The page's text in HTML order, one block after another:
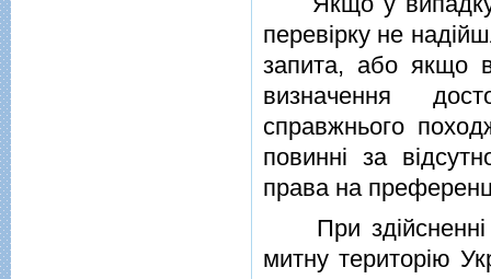
перевiрку не
запита, або якщо
визначення
справжнього
повиннi за
права на
При здiйсненнi
митну територiю